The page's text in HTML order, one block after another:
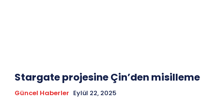
Stargate projesine Çin’den misilleme
Güncel Haberler Eylül 22, 2025